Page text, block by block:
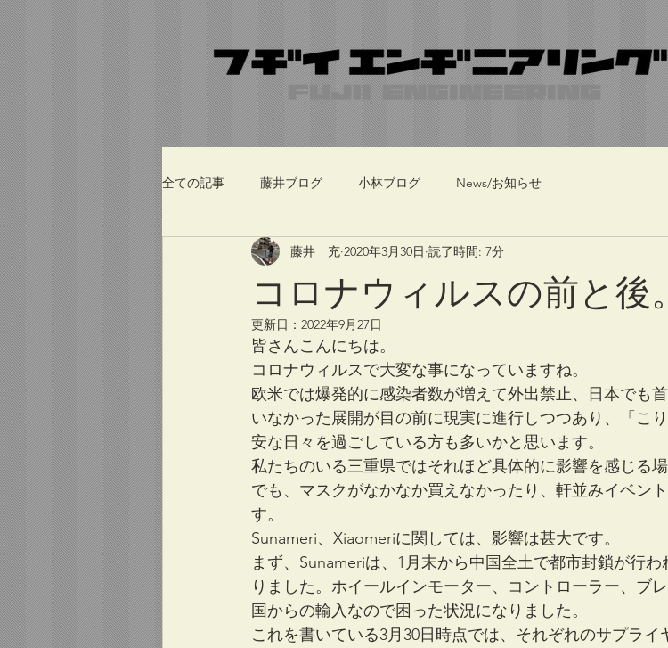
全ての記事 藤井ブログ 小林ブログ News/お知らせ
コロナウィルスの前と後。
藤井 充 2020年3月30日 読了時間: 7分
更新日： 2022年9月27日
皆さんこんにちは。
コロナウィルスで大変な事になっていますね。
欧米では爆発的に感染者数が増えて外出禁止、日本でも
いなかった展開が目の前に現実に進行しつつあり、「こ
安な日々を過ごしている方も多いかと思います。
私たちのいる三重県ではそれほど具体的に影響を感じる
でも、マスクがなかなか買えなかったり、軒並みイベン
す。
Sunameri、Xiaomeriに関しては、影響は甚大です。
まず、Sunameriは、1月末から中国全土で都市封鎖が行
りました。ホイールインモーター、コントローラー、ブ
国からの輸入なので困った状況になりました。
これを書いている3月30日時点では、それぞれのサプラ